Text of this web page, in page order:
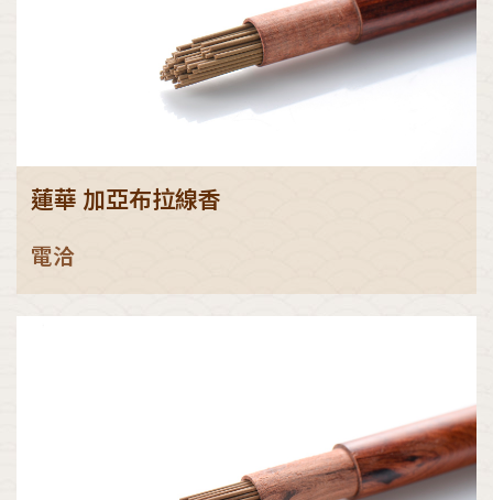
蓮華 加亞布拉線香
電洽